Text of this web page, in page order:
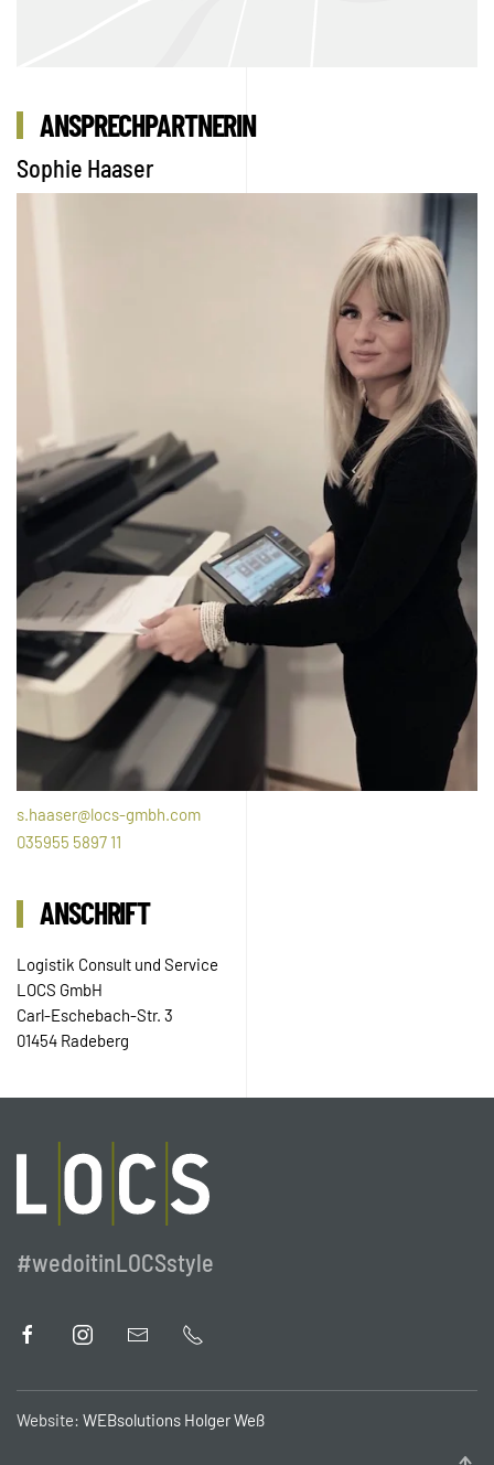
ANSPRECHPARTNERIN
Sophie Haaser
s.haaser@locs-gmbh.com
035955 5897 11
ANSCHRIFT
Logistik Consult und Service
LOCS GmbH
Carl-Eschebach-Str. 3
01454 Radeberg
#wedoitinLOCSstyle
Website: WEBsolutions Holger Weß